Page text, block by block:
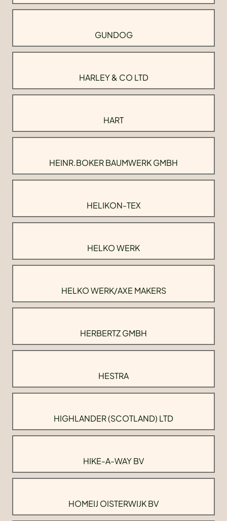
GUNDOG
HARLEY & CO LTD
HART
HEINR.BOKER BAUMWERK GMBH
HELIKON-TEX
HELKO WERK
HELKO WERK/AXE MAKERS
HERBERTZ GMBH
HESTRA
HIGHLANDER (SCOTLAND) LTD
HIKE-A-WAY BV
HOMEIJ OISTERWIJK BV